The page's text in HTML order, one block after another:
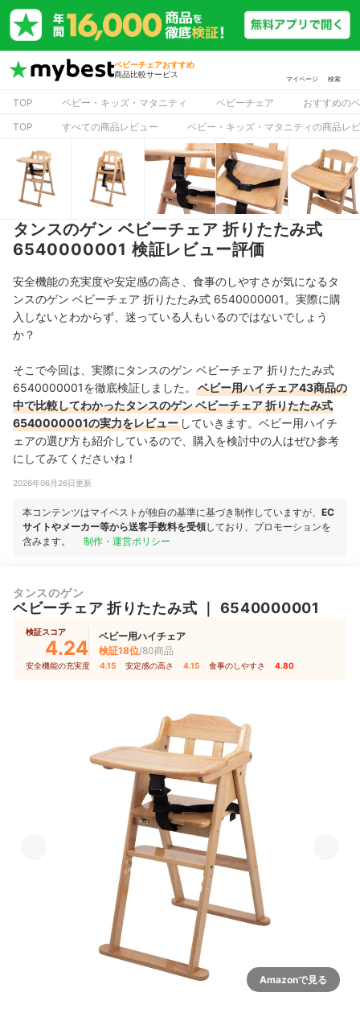
ベビーチェアおすすめ
商品比較サービス
マイページ 検索
TOP ベビー・キッズ・マタニティ ベビーチェア
おすすめの
TOP
すべての商品レビュー ベビー・キッズ・マタニティの商品レ
タンスのゲン ベビーチェア 折りたたみ式
6540000001 検証レビュー評価
安全機能の充実度や安定感の高さ、食事のしやすさが気になるタ
ンスのゲン ベビーチェア 折りたたみ式 6540000001。実際に購
入しないとわからず、迷っている人もいるのではないでしょう
か？
そこで今回は、実際にタンスのゲン ベビーチェア 折りたたみ式
6540000001を徹底検証しました。
ベビー用ハイチェア43商品の
中で比較してわかったタンスのゲン ベビーチェア 折りたたみ式
6540000001の実力をレビュー していきます。ベビー用ハイチ
ェアの選び方も紹介しているので、購入を検討中の人はぜひ参考
にしてみてくださいね！
2026年06月26日更新
本コンテンツはマイベストが独自の基準に基づき制作していますが、 EC
サイトやメーカー等から送客手数料を受領しており、プロモーションを
含みます。
制作・運営ポリシー
タンスのゲン
ベビーチェア 折りたたみ式 6540000001
検証スコア
4.24
ベビー用ハイチェア
検証18位/80商品
安全機能の充実度 4.15 安定感の高さ 4.15 食事のしやすさ 4.80
Amazonで見る